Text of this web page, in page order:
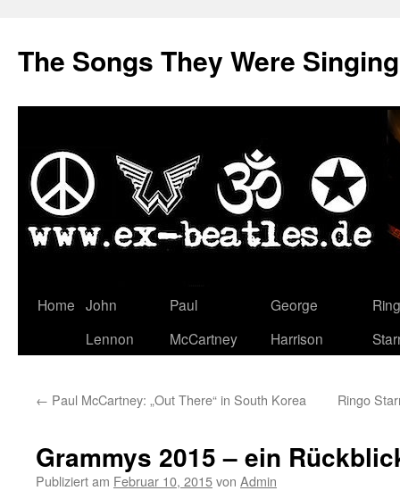
The Songs They Were
Zum
Home John
Lennon
Paul
McCartney
George
Harrison
← Paul McCartney: „Out There“ in South Korea Ringo
Grammys 2015 – ein
Publiziert am Februar 10, 2015von Admin